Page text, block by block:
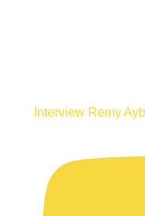
Interview Remy